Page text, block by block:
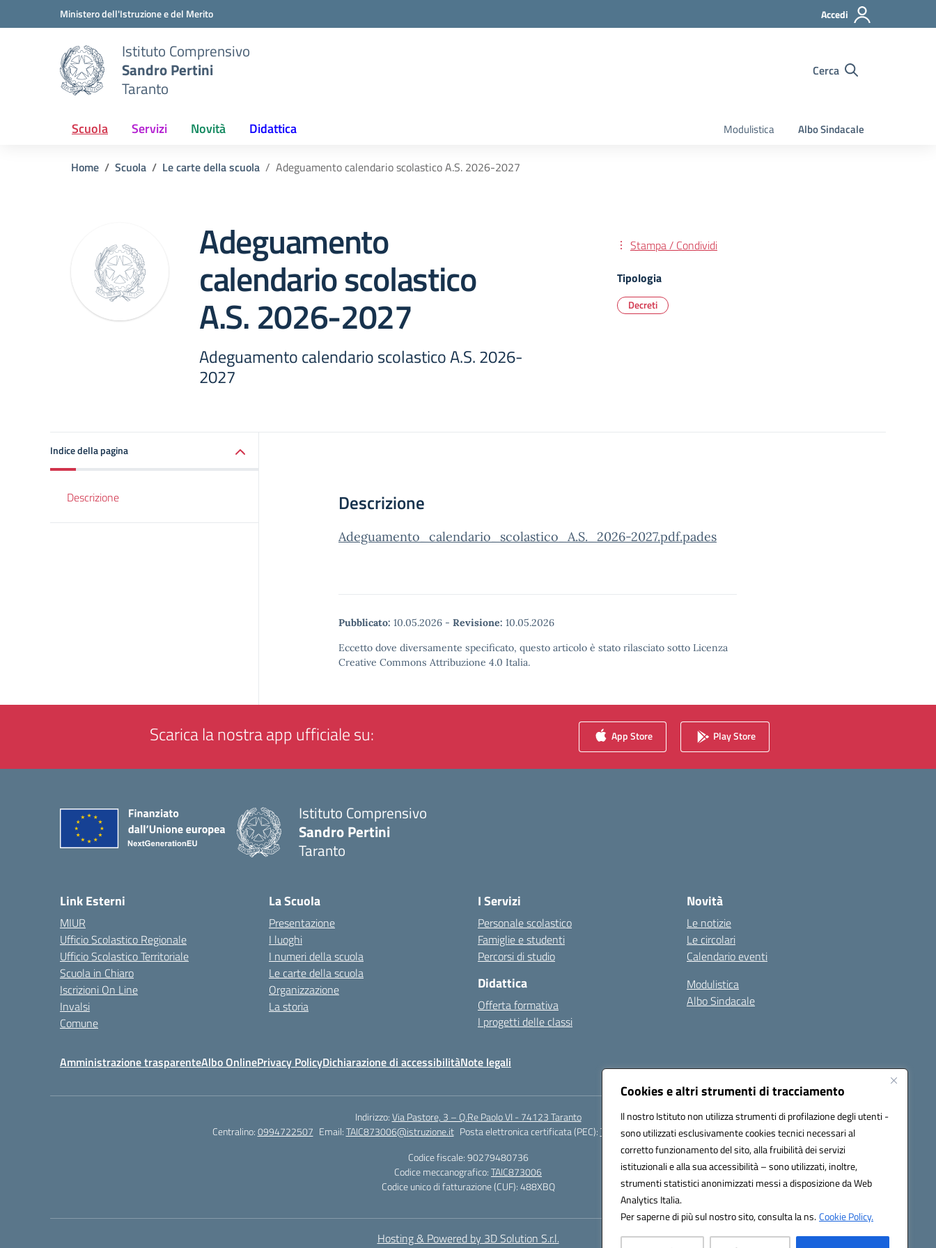
Cookies e altri strumenti di tracciamento
Il nostro Istituto non utilizza strumenti di profilazione degli utenti -
sono utilizzati esclusivamente cookies tecnici necessari al
corretto funzionamento del sito, alla fruibilità dei servizi
istituzionali e alla sua accessibilità – sono utilizzati, inoltre,
strumenti statistici anonimizzati messi a disposizione da Web
Analytics Italia.
Per saperne di più sul nostro sito, consulta la ns.Cookie Policy.
Vai ai contenuti
Vai al menu di navigazioneMinistero dell'Istruzione e del Merito Accedi
Istituto Comprensivo
Sandro Pertini
Taranto
Cerca
Scuola Servizi Novità Didattica Modulistica Albo Sindacale
Home Scuola Le carte della scuola Adeguamento calendario scolastico A.S. 2026-2027
Adeguamento
calendario scolastico
A.S. 2026-2027
Adeguamento calendario scolastico A.S. 2026-
2027
Stampa / Condividi
Tipologia
Decreti
Indice della pagina
Descrizione Descrizione
Adeguamento_calendario_scolastico_A.S._2026-2027.pdf.pades
Pubblicato: 10.05.2026 - Revisione: 10.05.2026
Eccetto dove diversamente specificato, questo articolo è stato rilasciato sotto Licenza
Creative Commons Attribuzione 4.0 Italia.
Scarica la nostra app ufficiale su: App Store Play Store
Istituto Comprensivo
Sandro Pertini
Taranto
Link Esterni
MIUR
Ufficio Scolastico Regionale
Ufficio Scolastico Territoriale
Scuola in Chiaro
Iscrizioni On Line
Invalsi
Comune
La Scuola
Presentazione
I luoghi
I numeri della scuola
Le carte della scuola
Organizzazione
La storia
I Servizi
Personale scolastico
Famiglie e studenti
Percorsi di studio
Didattica
Offerta formativa
I progetti delle classi
Novità
Le notizie
Le circolari
Calendario eventi
Modulistica
Albo Sindacale
Amministrazione trasparenteAlbo OnlinePrivacy PolicyDichiarazione di accessibilitàNote legali
Indirizzo:Via Pastore, 3 – Q.Re Paolo VI - 74123 Taranto
Centralino:0994722507 Email:TAIC873006@istruzione.it Posta elettronica certificata (PEC):TAIC873006@pec.istruzione.it
Codice fiscale: 90279480736
Codice meccanografico:TAIC873006
Codice unico di fatturazione (CUF): 488XBQ
Hosting & Powered by 3D Solution S.r.l.